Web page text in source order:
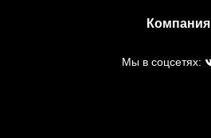
Компания
Мы в соцсетях: